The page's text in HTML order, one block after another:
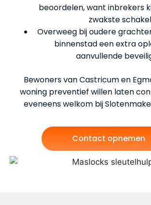
beoordelen, want inbrekers
zwakste schakel
Overweeg bij oudere
binnenstad een extra
aanvullende
Bewoners van Castricum en
woning preventief willen laten
eveneens welkom bij
Contact opnemen